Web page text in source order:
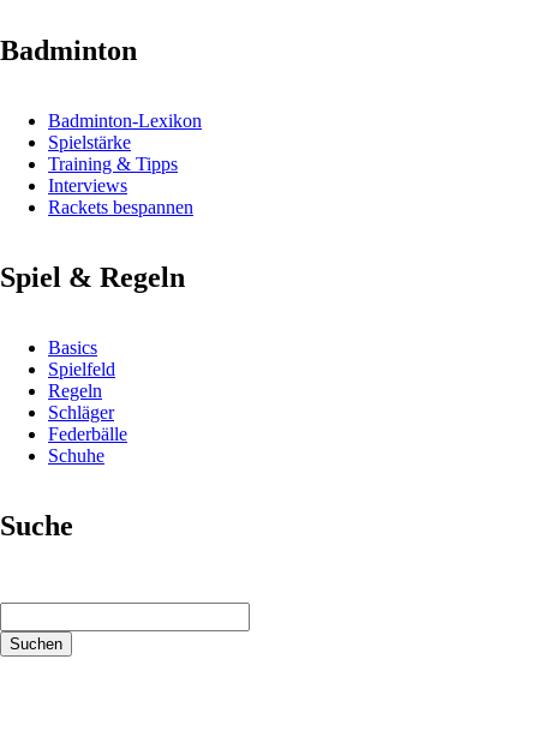
Badminton
Badminton-Lexikon
Spielstärke
Training & Tipps
Interviews
Rackets bespannen
Spiel & Regeln
Basics
Spielfeld
Regeln
Schläger
Federbälle
Schuhe
Suche
Suchen